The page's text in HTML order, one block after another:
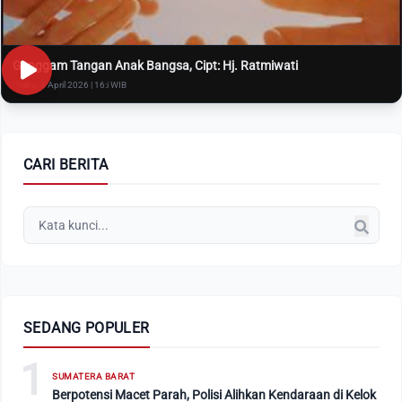
Genggam Tangan Anak Bangsa, Cipt: Hj. Ratmiwati
Rabu, 8 April 2026 | 16:i WIB
CARI BERITA
SEDANG POPULER
1 SUMATERA BARAT
Berpotensi Macet Parah, Polisi Alihkan Kendaraan di Kelok